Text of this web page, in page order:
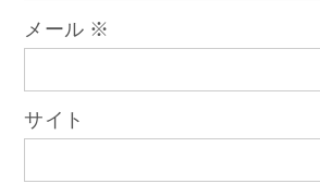
メール ※
サイト